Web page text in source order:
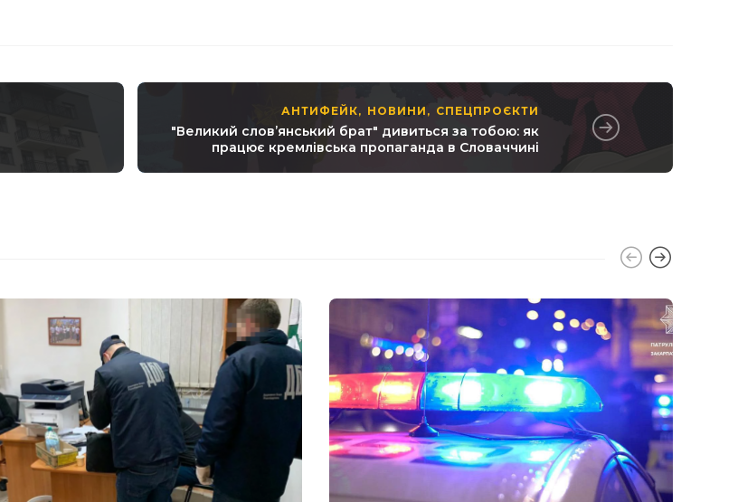
АНТИФЕЙК, НОВИНИ , СПЕЦПРОЄКТИ
"Великий словʼянський брат" дивиться за тобою: як
працює кремлівська пропаганда в Словаччині